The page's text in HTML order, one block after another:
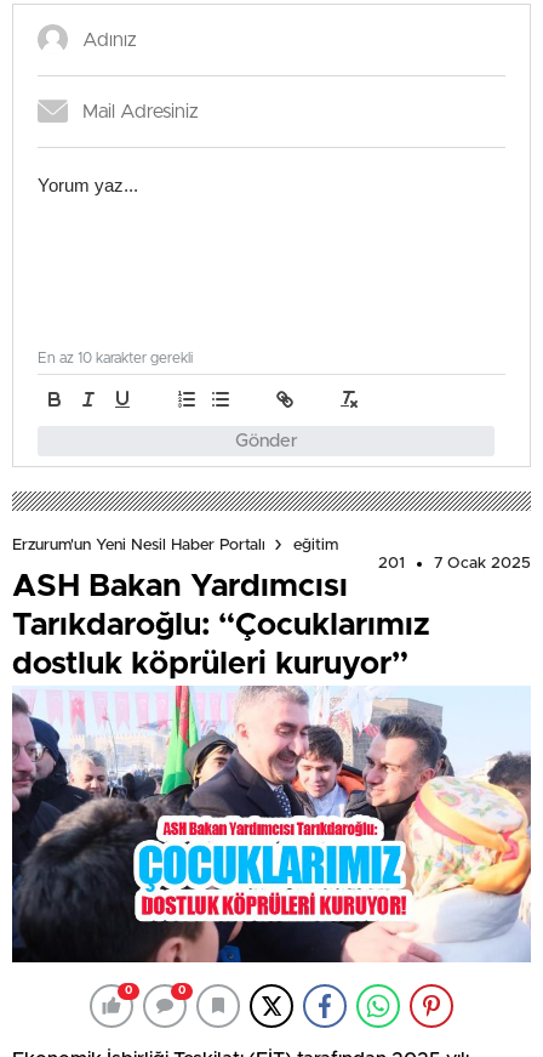
Gönder
En az 10 karakter gerekli
Erzurum'un Yeni Nesil Haber Portalı
eğitim
201
7 Ocak 2025
ASH Bakan Yardımcısı
Tarıkdaroğlu: “Çocuklarımız
dostluk köprüleri kuruyor”
0 0